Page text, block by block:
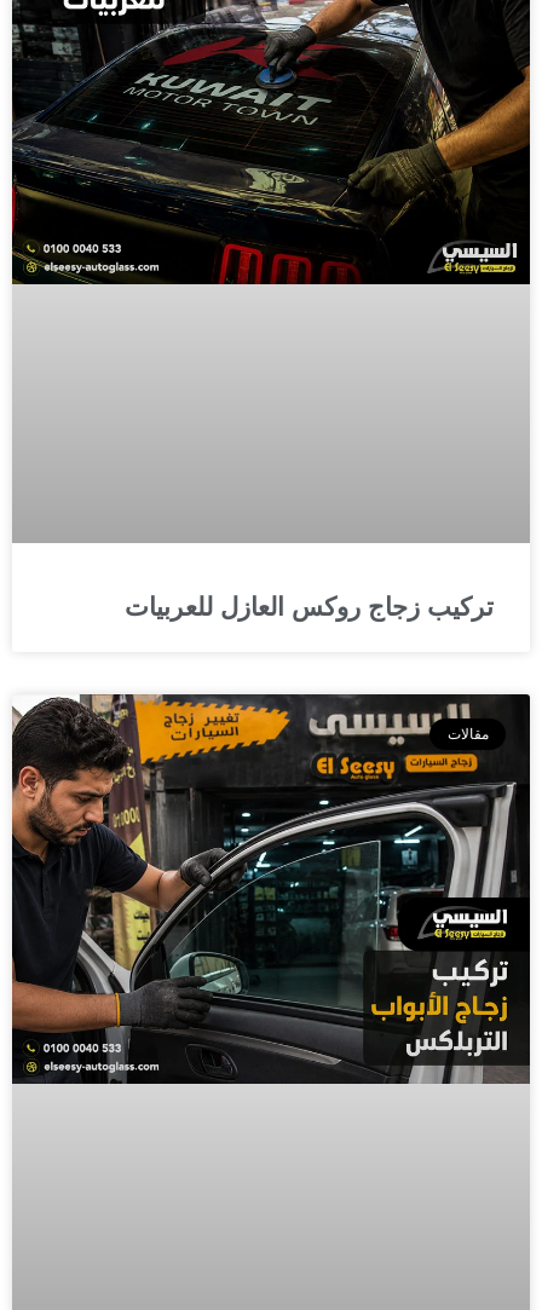
تركيب زجاج روكس العازل للعربيات
مقالات